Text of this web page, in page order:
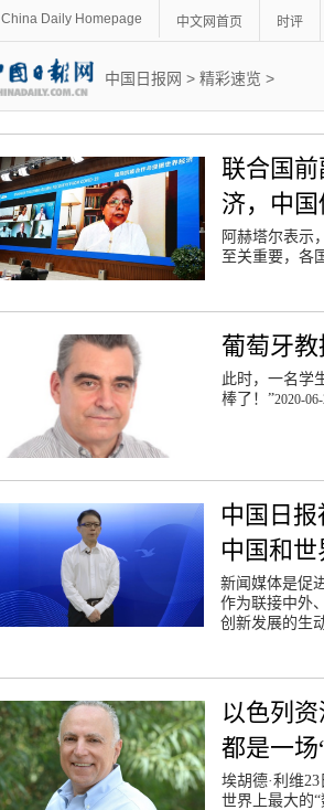
China Daily Homepage 中文网首页 时评
中国日报网 > 精彩速览 >
联合国
济，中
阿赫塔尔表示
至关重要，各
葡萄牙
此时，一名学
棒了！”2020-
中国日
中国和
新闻媒体是促
作为联接中外
创新发展的生
以色列
都是一场
埃胡德·利维
世界上最大的